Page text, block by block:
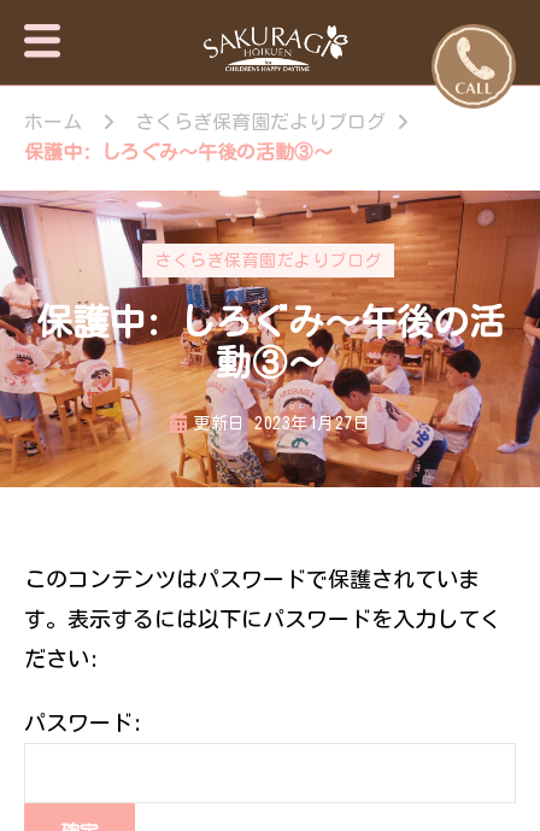
保育園・東
京日の出
町・あきる
野市【さく
らぎ保育
園】
について · 園施
設のご案内 · 保
特色 · 入園のご
案内 · 未就園児
教室 · 園のいち
日 · 年間行事 ·
さくらぎ保育園
だより · さくら
ぎ保育園 。子
ども達はもちろ
ん私達大人も認
められ、認め合
う喜びを感じな
がら、 人と人
と思っていま
ホーム
さくらぎ保育園だよりブログ
保護中: しろぐみ～午後の活動③～
さくらぎ保育園だよりブログ
保護中: しろぐみ～午後の活
動③～
更新日2023年1月27日
このコンテンツはパスワードで保護されていま
す。表示するには以下にパスワードを入力してく
ださい:
パスワード: